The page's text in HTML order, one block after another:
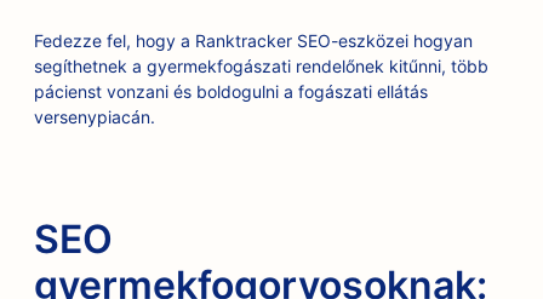
Fedezze fel, hogy a Ranktracker SEO-eszközei hogyan
segíthetnek a gyermekfogászati rendelőnek kitűnni, több
pácienst vonzani és boldogulni a fogászati ellátás
versenypiacán.
SEO
gyermekfogorvosoknak: